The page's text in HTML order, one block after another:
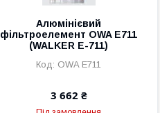
Алюмінієвий
фільтроелемент OWA E711
(WALKER E-711)
OWA E711
3 662 ₴